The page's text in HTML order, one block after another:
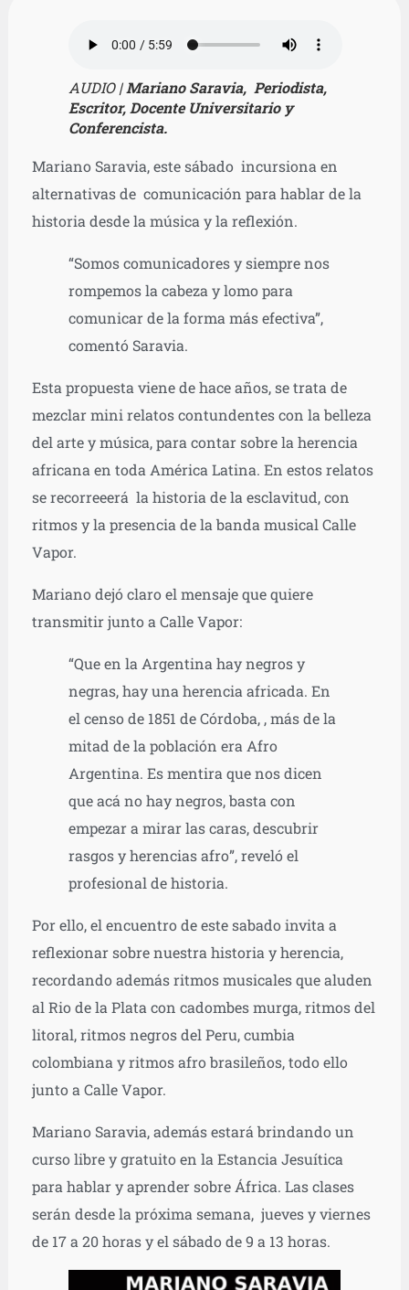
AUDIO |Mariano Saravia, Periodista,
Escritor, Docente Universitario y
Conferencista.
Mariano Saravia, este sábado incursiona en
alternativas de comunicación para hablar de la
historia desde la música y la reflexión.
“Somos comunicadores y siempre nos
rompemos la cabeza y lomo para
comunicar de la forma más efectiva”,
comentó Saravia.
Esta propuesta viene de hace años, se trata de
mezclar mini relatos contundentes con la belleza
del arte y música, para contar sobre la herencia
africana en toda América Latina. En estos relatos
se recorreeerá la historia de la esclavitud, con
ritmos y la presencia de la banda musical Calle
Vapor.
Mariano dejó claro el mensaje que quiere
transmitir junto a Calle Vapor:
“Que en la Argentina hay negros y
negras, hay una herencia africada. En
el censo de 1851 de Córdoba, , más de la
mitad de la población era Afro
Argentina. Es mentira que nos dicen
que acá no hay negros, basta con
empezar a mirar las caras, descubrir
rasgos y herencias afro”, reveló el
profesional de historia.
Por ello, el encuentro de este sabado invita a
reflexionar sobre nuestra historia y herencia,
recordando además ritmos musicales que aluden
al Rio de la Plata con cadombes murga, ritmos del
litoral, ritmos negros del Peru, cumbia
colombiana y ritmos afro brasileños, todo ello
junto a Calle Vapor.
Mariano Saravia, además estará brindando un
curso libre y gratuito en la Estancia Jesuítica
para hablar y aprender sobre África. Las clases
serán desde la próxima semana, jueves y viernes
de 17 a 20 horas y el sábado de 9 a 13 horas.